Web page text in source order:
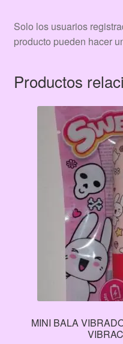
Solo los usuarios
producto pueden hacer
Productos
MINI BALA